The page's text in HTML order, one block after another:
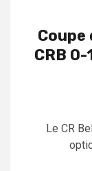
Coupe
CRB 0-
Le CR